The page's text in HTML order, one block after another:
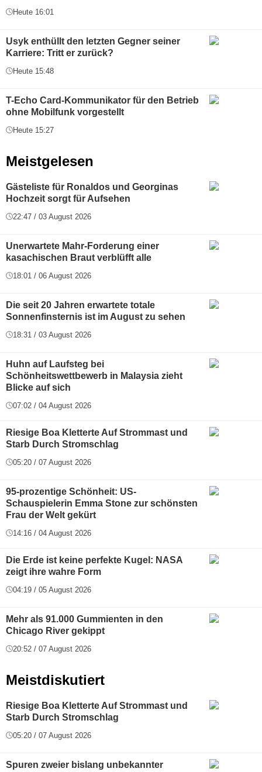
Heute 16:01
Usyk enthüllt den letzten Gegner seiner
Karriere: Tritt er zurück?
Heute 15:48
T-Echo Card-Kommunikator für den Betrieb
ohne Mobilfunk vorgestellt
Heute 15:27
Meistgelesen
Gästeliste für Ronaldos und Georginas
Hochzeit sorgt für Aufsehen
22:47 / 03 August 2026
Unerwartete Mahr-Forderung einer
kasachischen Braut verblüfft alle
18:01 / 06 August 2026
Die seit 20 Jahren erwartete totale
Sonnenfinsternis ist im August zu sehen
18:31 / 03 August 2026
Huhn auf Laufsteg bei
Schönheitswettbewerb in Malaysia zieht
Blicke auf sich
07:02 / 04 August 2026
Riesige Boa Kletterte Auf Strommast und
Starb Durch Stromschlag
05:20 / 07 August 2026
95-prozentige Schönheit: US-
Schauspielerin Emma Stone zur schönsten
Frau der Welt gekürt
14:16 / 04 August 2026
Die Erde ist keine perfekte Kugel: NASA
zeigt ihre wahre Form
04:19 / 05 August 2026
Mehr als 91.000 Gummienten in den
Chicago River gekippt
20:52 / 07 August 2026
Meistdiskutiert
Riesige Boa Kletterte Auf Strommast und
Starb Durch Stromschlag
05:20 / 07 August 2026
Spuren zweier bislang unbekannter